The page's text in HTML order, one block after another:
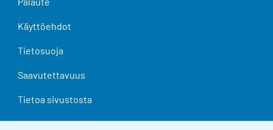
Käyttöehdot
Tietosuoja
Saavutettavuus
Tietoa sivustosta
Evästeasetukset